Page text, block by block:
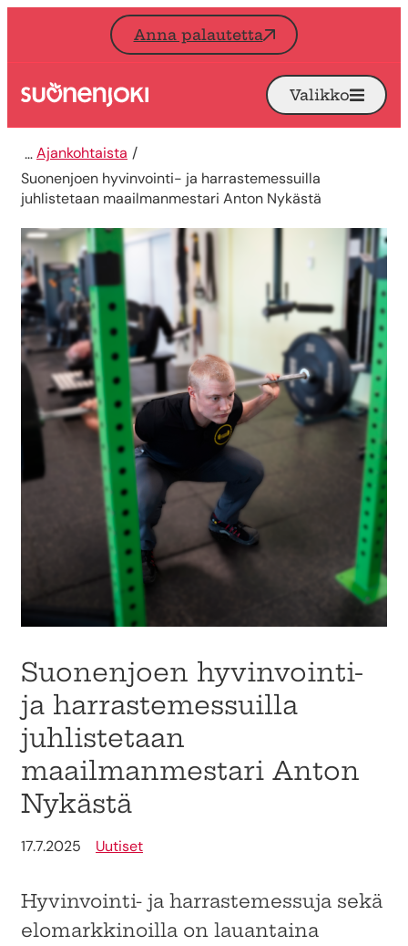
Siirry sisältöön
Anna palautetta
Etusivu Avaa
Valikko
Ajankohtaista
Suonenjoen hyvinvointi- ja harrastemessuilla
juhlistetaan maailmanmestari Anton Nykästä
Suonenjoen hyvinvointi-
ja harrastemessuilla
juhlistetaan
maailmanmestari Anton
Nykästä
17.7.2025 Uutiset
Hyvinvointi- ja harrastemessuja sekä
elomarkkinoilla on lauantaina